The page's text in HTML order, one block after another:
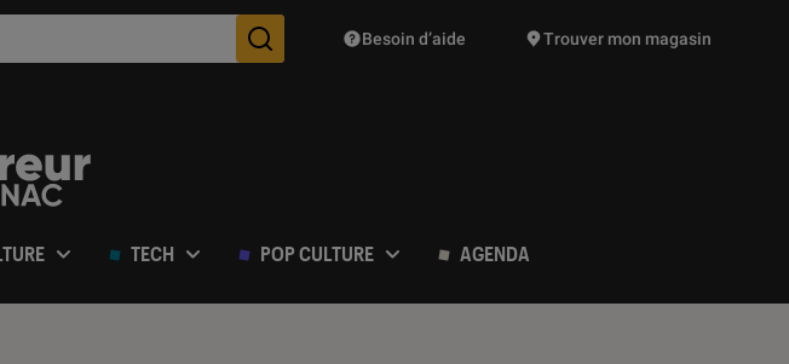
Des suggestions de produits vont vous être proposées
Besoin d’aide Trouver mon magasin
TECH POP CULTURE AGENDA